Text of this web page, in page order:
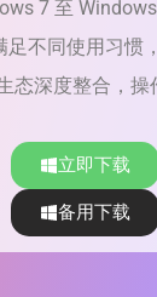
7 至
足不同使用习惯
态深度整合，操
立即下载
备用下载